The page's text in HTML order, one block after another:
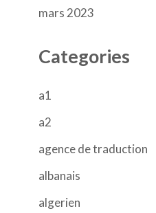
mars 2023
Categories
a1
a2
agence de traduction
albanais
algerien